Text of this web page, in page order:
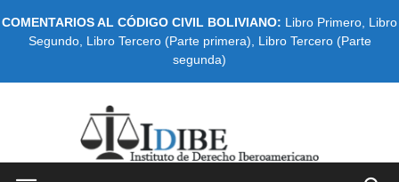
COMENTARIOS AL CÓDIGO CIVIL BOLIVIANO: Libro Primero Libro
Segundo, Libro Tercero (Parte primera)
Libro Tercero (Parte
segunda)